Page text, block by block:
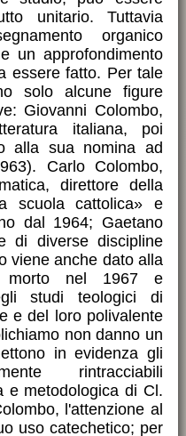
unitario. Tuttavia
organico
un approfondimento
essere fatto. Per tale
solo alcune figure
Giovanni Colombo,
italiana, poi
alla sua nomina ad
Carlo Colombo,
direttore della
scuola cattolica» e
dal 1964; Gaetano
di diverse discipline
viene anche dato alla
morto nel 1967 e
studi teologici di
e del loro polivalente
non danno un
in evidenza gli
rintracciabili
e metodologica di Cl.
l'attenzione al
uso catechetico; per